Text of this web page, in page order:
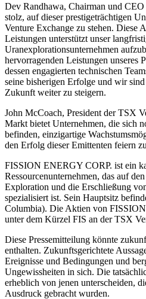
Dev Randhawa, Chairman und
stolz, auf dieser prestigeträchtigen
Venture Exchange zu stehen. Diese
Leistungen unterstützt unser
Uranexplorationsunternehmen
hervorragenden Leistungen unseres
dessen engagierten technischen
seine bisherigen Erfolge und wir
Zukunft weiter zu steigern.
John McCoach, President der TSX
Markt bietet Unternehmen, die sich
befinden, einzigartige
den Erfolg dieser Emittenten feiern
FISSION ENERGY CORP. ist ein
Ressourcenunternehmen, das auf
Exploration und die Erschließung
spezialisiert ist. Sein Hauptsitz
Columbia). Die Aktien von
unter dem Kürzel FIS an der TSX
Diese Pressemitteilung könnte
enthalten. Zukunftsgerichtete
Ereignisse und Bedingungen und
Ungewissheiten in sich. Die
erheblich von jenen unterscheiden,
Ausdruck gebracht wurden.